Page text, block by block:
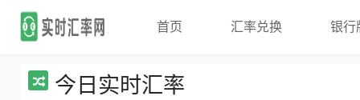
首页 汇率兑换 银行
今日实时汇率